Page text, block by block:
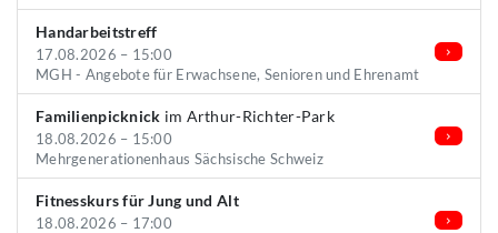
Handarbeitstreff
17.08.2026 – 15:00
MGH - Angebote für Erwachsene, Senioren und Ehrenamt
Familienpicknick im Arthur-Richter-Park
18.08.2026 – 15:00
Mehrgenerationenhaus Sächsische Schweiz
Fitnesskurs für Jung und Alt
18.08.2026 – 17:00